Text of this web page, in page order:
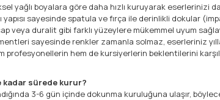
yağlı boyalara göre daha hızlı kuruyarak eserlerinizi
yapısı sayesinde spatula ve fırça ile derinlikli dokular
veya duralit gibi farklı yüzeylere mükemmel uyum
sayesinde renkler zamanla solmaz, eserleriniz
profesyonellerin hem de kursiyerlerin beklentilerini
kadar sürede kurur?
3-6 gün içinde dokunma kuruluğuna ulaşır,